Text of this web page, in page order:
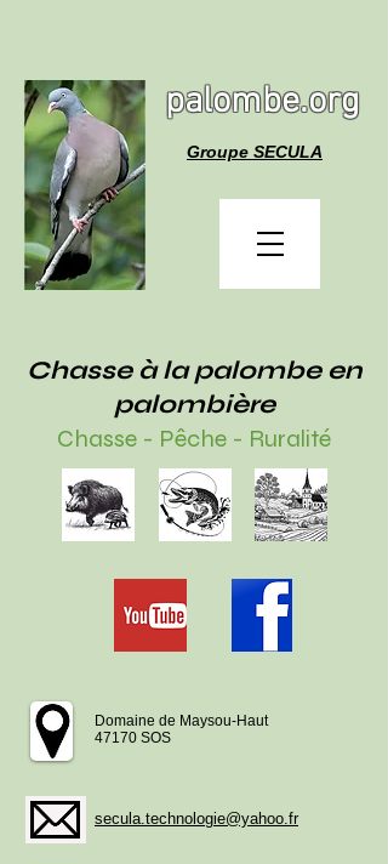
palombe.org
Groupe SECULA
Chasse à la palombe en
palombière
Chasse - Pêche - Ruralité
Domaine de Maysou-Haut
47170 SOS
secula.technologie@yahoo.fr